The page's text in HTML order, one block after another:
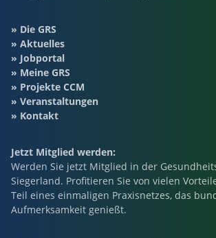
Die GRS
Aktuelles
Jobportal
Meine GRS
Projekte CCM
Veranstaltungen
Kontakt
Jetzt Mitglied werden:
Werden Sie jetzt Mitglied in der
Siegerland. Profitieren Sie von vielen
Teil eines einmaligen Praxisnetzes, das
Aufmerksamkeit genießt.